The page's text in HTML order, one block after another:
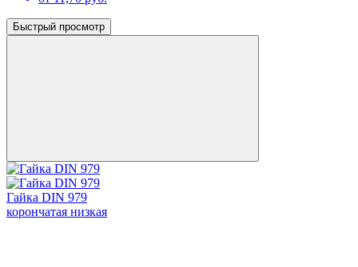
Быстрый просмотр
Гайка DIN 979
корончатая низкая